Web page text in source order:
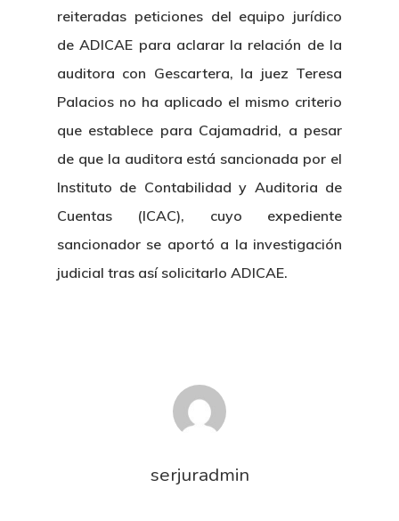
reiteradas peticiones del equipo jurídico
de ADICAE para aclarar la relación de la
auditora con Gescartera, la juez Teresa
Palacios no ha aplicado el mismo criterio
que establece para Cajamadrid, a pesar
de que la auditora está sancionada por el
Instituto de Contabilidad y Auditoria de
Cuentas (ICAC), cuyo expediente
sancionador se aportó a la investigación
judicial tras así solicitarlo ADICAE.
serjuradmin